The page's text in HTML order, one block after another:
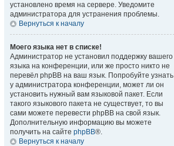
установлено время на сервере. Уведомите
администратора для устранения проблемы.
Вернуться к началу
Моего языка нет в списке!
Администратор не установил поддержку вашего
языка на конференции, или же просто никто не
перевёл phpBB на ваш язык. Попробуйте узнать
у администратора конференции, может ли он
установить нужный вам языковой пакет. Если
такого языкового пакета не существует, то вы
сами можете перевести phpBB на свой язык.
Дополнительную информацию вы можете
получить на сайте phpBB®.
Вернуться к началу